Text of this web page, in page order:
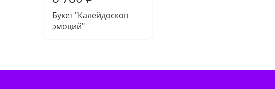
Букет "Калейдоскоп
эмоций"